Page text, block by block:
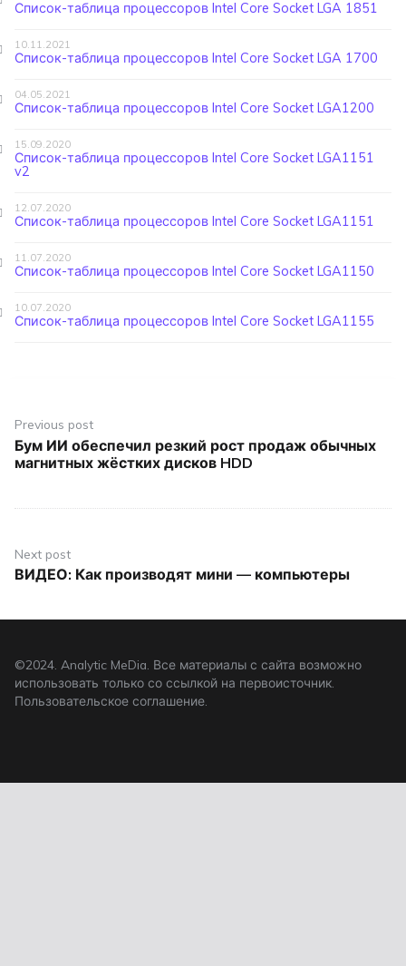
Список-таблица процессоров Intel Core Socket LGA 1851
10.11.2021
Список-таблица процессоров Intel Core Socket LGA 1700
04.05.2021
Список-таблица процессоров Intel Core Socket LGA1200
15.09.2020
Список-таблица процессоров Intel Core Socket LGA1151
v2
12.07.2020
Список-таблица процессоров Intel Core Socket LGA1151
11.07.2020
Список-таблица процессоров Intel Core Socket LGA1150
10.07.2020
Список-таблица процессоров Intel Core Socket LGA1155
по
записям
Previous post
Previous
post:
Бум ИИ обеспечил резкий рост продаж обычных
магнитных жёстких дисков HDD
Next post
Next
ВИДЕО: Как производят мини — компьютеры
©2024. Analytic MeDia. Все материалы с сайта возможно
использовать только со ссылкой на первоисточник.
Пользовательское соглашение